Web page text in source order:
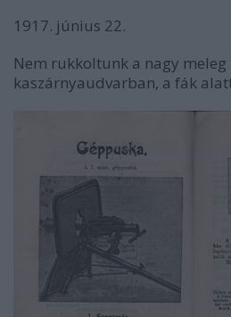
1917. június 22.
Nem rukkoltunk a nagy
kaszárnyaudvarban, a fák